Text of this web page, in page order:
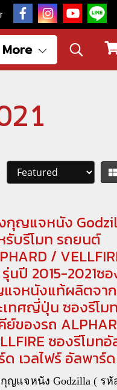
More
กุญแจหนัง
รับรีโมท รถยนต์
/
นปี 2015-2021ซ
จหนังแท้ผลิตจาก
เทศญี่ปุ่น ซองรีโม
ย์ของรถ
ซองรีโมทอั
ด เวลไฟร์ อัลพาร์ด
ญแจหนัง Godzilla ( รหั